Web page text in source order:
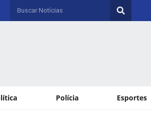
Polícia Esportes